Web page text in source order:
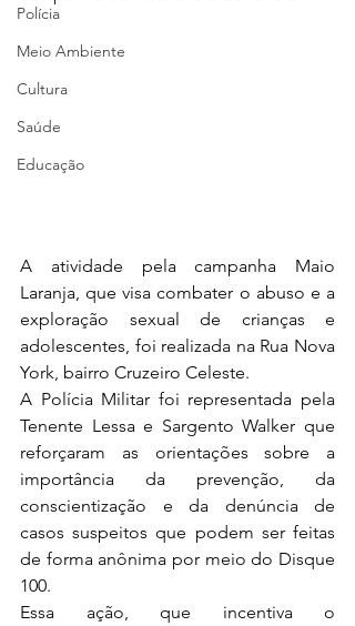
Polícia
Meio Ambiente
Cultura
Saúde
Educação
A atividade pela campanha Maio
Laranja, que visa combater o abuso e a
exploração sexual de crianças e
adolescentes, foi realizada na Rua Nova
York, bairro Cruzeiro Celeste.
A Polícia Militar foi representada pela
Tenente Lessa e Sargento Walker que
reforçaram as orientações sobre a
importância da prevenção, da
conscientização e da denúncia de
casos suspeitos que podem ser feitas
de forma anônima por meio do Disque
100.
Essa ação, que incentiva o